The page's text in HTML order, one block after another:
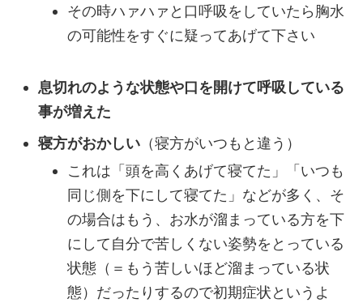
その時ハァハァと口呼吸をしていたら胸水
の可能性をすぐに疑ってあげて下さい
息切れのような状態や口を開けて呼吸している
事が増えた
寝方がおかしい （寝方がいつもと違う）
これは「頭を高くあげて寝てた」「いつも
同じ側を下にして寝てた」などが多く、そ
の場合はもう、お水が溜まっている方を下
にして自分で苦しくない姿勢をとっている
状態（＝もう苦しいほど溜まっている状
態）だったりするので初期症状というよ